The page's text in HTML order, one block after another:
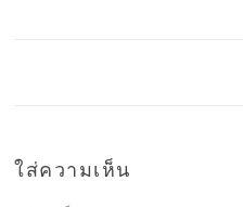
ใส่ความเห็น